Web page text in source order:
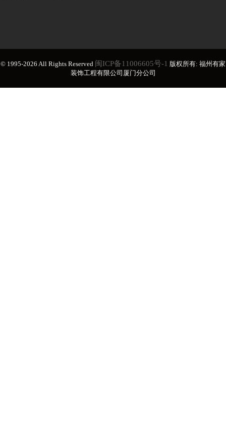
© 1995-2026 All Rights Reserved 闽ICP备11006605号-1 版权所有: 福州有家
装饰工程有限公司厦门分公司